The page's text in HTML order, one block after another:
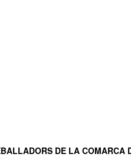
DE LA